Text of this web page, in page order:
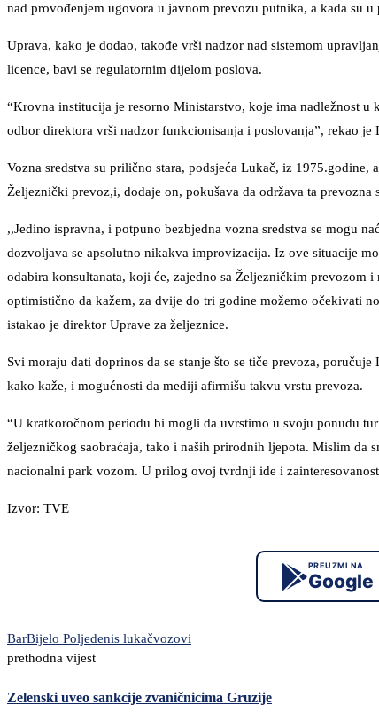
nad provođenjem ugovora u javnom prevozu putnika, a kada su
Uprava, kako je dodao, takođe vrši nadzor nad sistemom
licence, bavi se regulatornim dijelom poslova.
“Krovna institucija je resorno Ministarstvo, koje ima nadležnost
odbor direktora vrši nadzor funkcionisanja i poslovanja”, rekao je
Vozna sredstva su prilično stara, podsjeća Lukač, iz
Željeznički prevoz,i, dodaje on, pokušava da održava ta prevozna
,,Jedino ispravna, i potpuno bezbjedna vozna sredstva se mogu
dozvoljava se apsolutno nikakva improvizacija. Iz ove situacije
odabira konsultanata, koji će, zajedno sa Željezničkim prevozom
optimistično da kažem, za dvije do tri godine možemo očekivati
istakao je direktor Uprave za željeznice.
Svi moraju dati doprinos da se stanje što se tiče prevoza,
kako kaže, i mogućnosti da mediji afirmišu takvu vrstu prevoza.
“U kratkoročnom periodu bi mogli da uvrstimo u svoju ponudu
željezničkog saobraćaja, tako i naših prirodnih ljepota. Mislim da
nacionalni park vozom. U prilog ovoj tvrdnji ide i
Izvor: TVE
PREUZMI NA
Google
BarBijelo Poljedenis lukačvozovi
prethodna vijest
Zelenski uveo sankcije zvaničnicima Gruzije